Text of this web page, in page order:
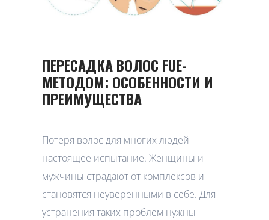
ПЕРЕСАДКА ВОЛОС FUE-
МЕТОДОМ: ОСОБЕННОСТИ И
ПРЕИМУЩЕСТВА
Потеря волос для многих людей —
настоящее испытание. Женщины и
мужчины страдают от комплексов и
становятся неуверенными в себе. Для
устранения таких проблем нужны